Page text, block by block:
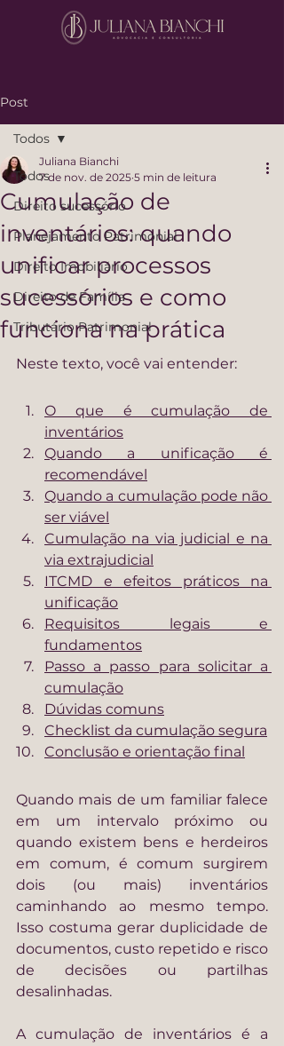
Post
Todos
Direito sucessório
Planejamento Patrimonial
Direito Imobiliário
Direito de Família
Tributário Patrimonial
Todos
Cumulação de
inventários: quando
unificar processos
sucessórios e como
funciona na prática
Juliana Bianchi
7 de nov. de 2025 5 min de leitura
Neste texto, você vai entender:
O que é cumulação de
inventários
Quando a unificação é
recomendável
Quando a cumulação pode não
ser viável
Cumulação na via judicial e na
via extrajudicial
ITCMD e efeitos práticos na
unificação
Requisitos legais e
fundamentos
Passo a passo para solicitar a
cumulação
Dúvidas comuns
Checklist da cumulação segura
Conclusão e orientação final
Quando mais de um familiar falece
em um intervalo próximo ou
quando existem bens e herdeiros
em comum, é comum surgirem
dois (ou mais) inventários
caminhando ao mesmo tempo.
Isso costuma gerar duplicidade de
documentos, custo repetido e risco
de decisões ou partilhas
desalinhadas.
A cumulação de inventários é a